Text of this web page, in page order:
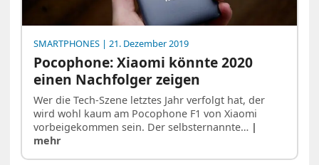
SMARTPHONES | 21. Dezember 2019
Pocophone: Xiaomi könnte 2020
einen Nachfolger zeigen
Wer die Tech-Szene letztes Jahr verfolgt hat, der
wird wohl kaum am Pocophone F1 von Xiaomi
vorbeigekommen sein. Der selbsternannte… |
mehr